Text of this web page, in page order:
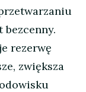
rezerwę
zwiększa